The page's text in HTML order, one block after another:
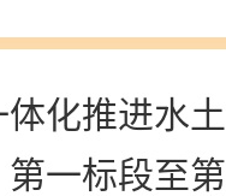
体化推进水
第一标段至